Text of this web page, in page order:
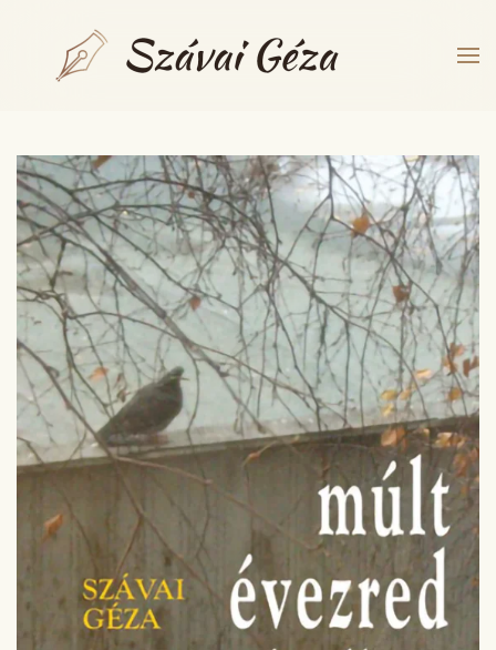
Fő tartalom átugrása